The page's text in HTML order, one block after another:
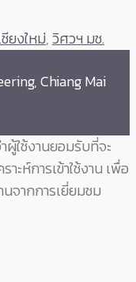
ยงใหม่,วิศวฯ มช.
Chiang Mai
ใช้งานยอมรับที่จะ
ะห์การเข้าใช้งาน เพื่อ
จากการเยี่ยมชม